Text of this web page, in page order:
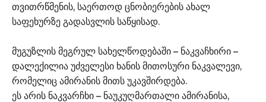
თვითრწმენის, საერთოდ ცნობიერების ახალ
საფეხურზე გადასვლის საწყისად.
მუგუზლის მეგრულ სახელწოდებაში – ნაკვაჩხირი –
დალექილია უძველესი ხანის მითოსური ნაკვალევი,
რომელიც ამირანის მითს უკავშირდება.
ეს არის ნაკვარჩხი – ნაუკუღმართალი ამირანისა,